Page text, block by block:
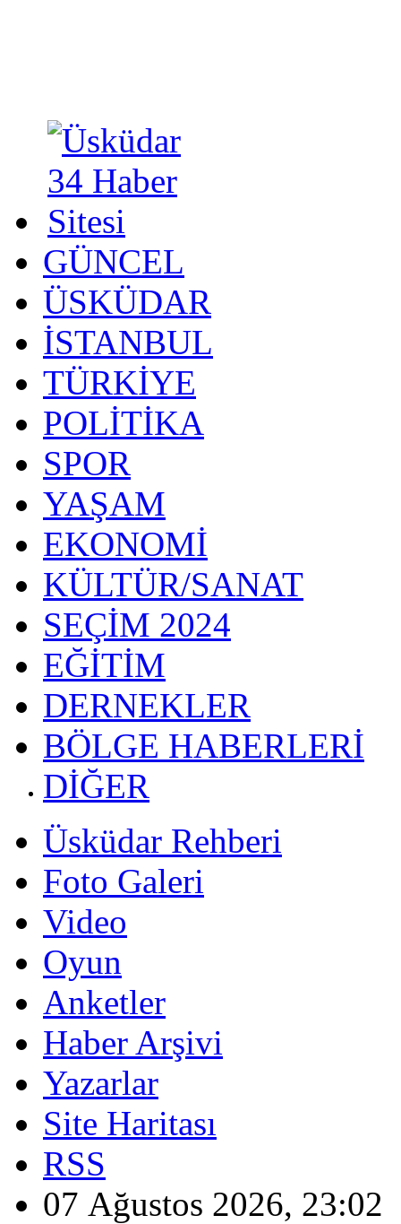
GÜNCEL
ÜSKÜDAR
İSTANBUL
TÜRKİYE
POLİTİKA
SPOR
YAŞAM
EKONOMİ
KÜLTÜR/SANAT
SEÇİM 2024
EĞİTİM
DERNEKLER
BÖLGE HABERLERİ
DİĞER
Üsküdar Rehberi
Foto Galeri
Video
Oyun
Anketler
Haber Arşivi
Yazarlar
Site Haritası
RSS
07 Ağustos 2026, 23:02